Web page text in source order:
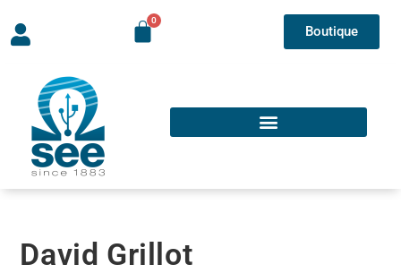
Boutique
David Grillot